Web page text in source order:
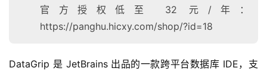
官方授权低至 32 元/年：
https://panghu.hicxy.com/shop/?id=18
DataGrip 是 JetBrains 出品的一款跨平台数据库 IDE，支